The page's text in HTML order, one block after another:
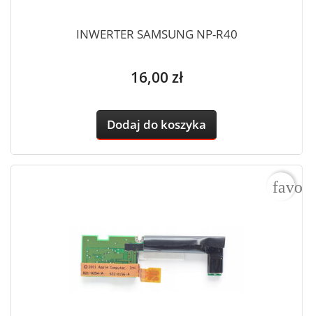
INWERTER SAMSUNG NP-R40
Cena
16,00 zł
Dodaj do koszyka